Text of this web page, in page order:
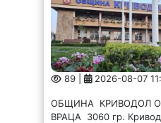
89 | 2026-08-07
ОБЩИНА КРИВОДОЛ
ВРАЦА 3060 гр.